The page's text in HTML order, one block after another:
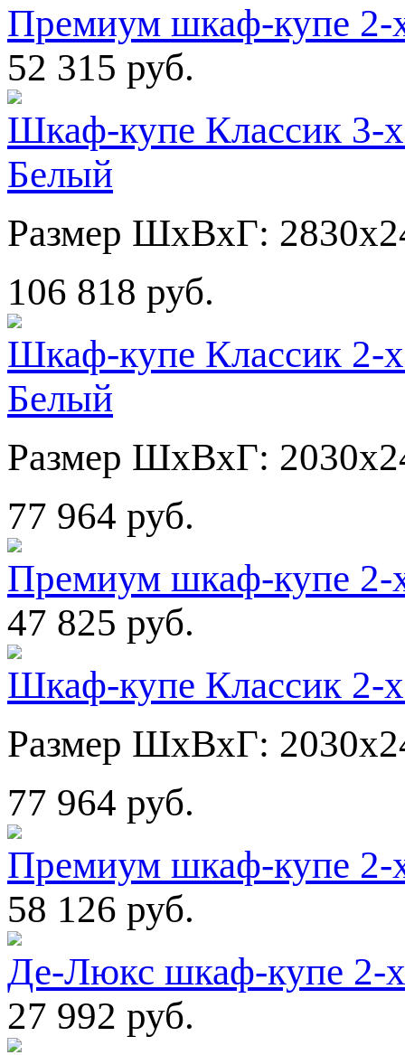
Премиум шкаф-купе
52 315 руб.
Шкаф-купе Классик 3-
Белый
Размер ШхВхГ:
106 818 руб.
Шкаф-купе Классик 2-
Белый
Размер ШхВхГ:
77 964 руб.
Премиум шкаф-купе
47 825 руб.
Шкаф-купе Классик 2-
Размер ШхВхГ:
77 964 руб.
Премиум шкаф-купе
58 126 руб.
Де-Люкс шкаф-купе 2-
27 992 руб.